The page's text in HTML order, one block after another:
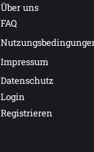
Über uns
FAQ
Impressum
Datenschutz
Login
Registrieren